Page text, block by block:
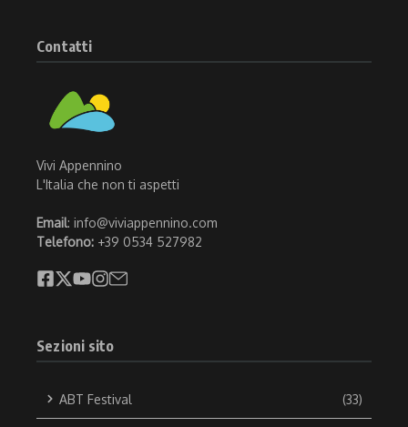
Contatti
Vivi Appennino
L'Italia che non ti aspetti
Email: info@viviappennino.com
Telefono: +39 0534 527982
Sezioni sito
ABT Festival (33)